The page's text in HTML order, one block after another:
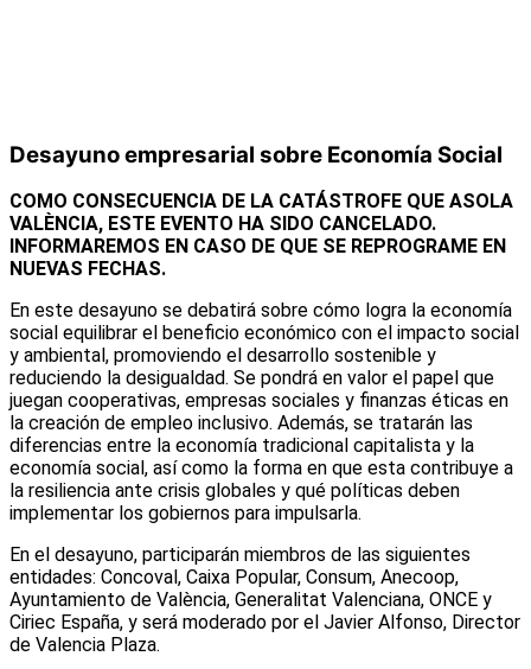
Desayuno empresarial sobre Economía Social
COMO CONSECUENCIA DE LA CATÁSTROFE QUE ASOLA
VALÈNCIA, ESTE EVENTO HA SIDO CANCELADO.
INFORMAREMOS EN CASO DE QUE SE REPROGRAME EN
NUEVAS FECHAS.
En este desayuno se debatirá sobre cómo logra la economía
social equilibrar el beneficio económico con el impacto social
y ambiental, promoviendo el desarrollo sostenible y
reduciendo la desigualdad. Se pondrá en valor el papel que
juegan cooperativas, empresas sociales y finanzas éticas en
la creación de empleo inclusivo. Además, se tratarán las
diferencias entre la economía tradicional capitalista y la
economía social, así como la forma en que esta contribuye a
la resiliencia ante crisis globales y qué políticas deben
implementar los gobiernos para impulsarla.
En el desayuno, participarán miembros de las siguientes
entidades: Concoval, Caixa Popular, Consum, Anecoop,
Ayuntamiento de València, Generalitat Valenciana, ONCE y
Ciriec España, y será moderado por el Javier Alfonso, Director
de Valencia Plaza.